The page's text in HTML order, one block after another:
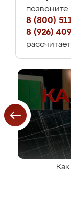
8 (800)
8 (926)